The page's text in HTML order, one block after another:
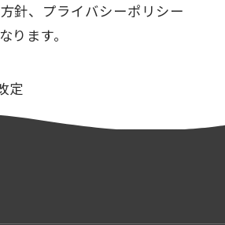
針、プライバシーポリシー
ります。
定